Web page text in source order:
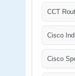
CCT
Cisco
Cisco